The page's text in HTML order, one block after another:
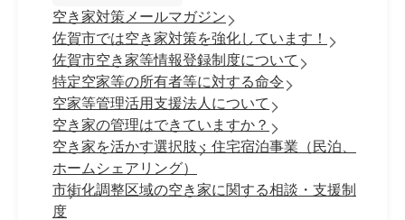
空き家対策メールマガジン
佐賀市では空き家対策を強化しています！
佐賀市空き家等情報登録制度について
特定空家等の所有者等に対する命令
空家等管理活用支援法人について
空き家の管理はできていますか？
空き家を活かす選択肢：住宅宿泊事業（民泊、
ホームシェアリング）
市街化調整区域の空き家に関する相談・支援制
度